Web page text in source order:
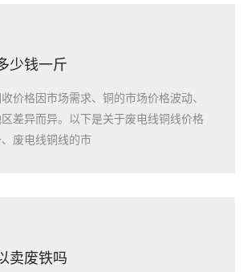
少钱一斤
价格因市场需求、铜的市场价格波动、
差异而异。以下是关于废电线铜线价格
废电线铜线的市
卖废铁吗